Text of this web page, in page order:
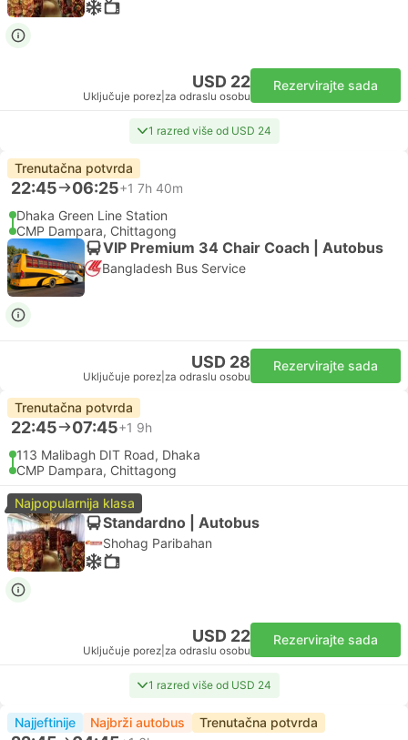
USD 22
Uključuje porez za odraslu osobu
Rezervirajte sada
1 razred više od USD 24
Trenutačna potvrda
22:45 06:25+1 7h 40m
Dhaka Green Line Station
CMP Dampara, Chittagong
VIP Premium 34 Chair Coach | Autobus
Bangladesh Bus Service
USD 28
Uključuje porez za odraslu osobu
Rezervirajte sada
Trenutačna potvrda
22:45 07:45+1 9h
113 Malibagh DIT Road, Dhaka
CMP Dampara, Chittagong
Najpopularnija klasa
Standardno | Autobus
Shohag Paribahan
USD 22
Uključuje porez za odraslu osobu
Rezervirajte sada
1 razred više od USD 24
Najjeftinije Najbrži autobus Trenutačna potvrda